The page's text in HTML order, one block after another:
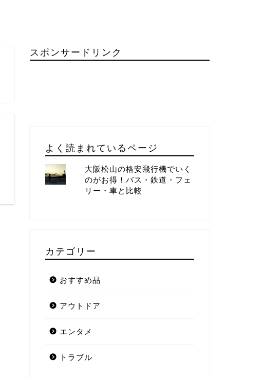
スポンサードリンク
よく読まれているページ
大阪松山の格安飛行機でいく
のがお得！バス・鉄道・フェ
リー・車と比較
カテゴリー
おすすめ品
アウトドア
エンタメ
トラブル